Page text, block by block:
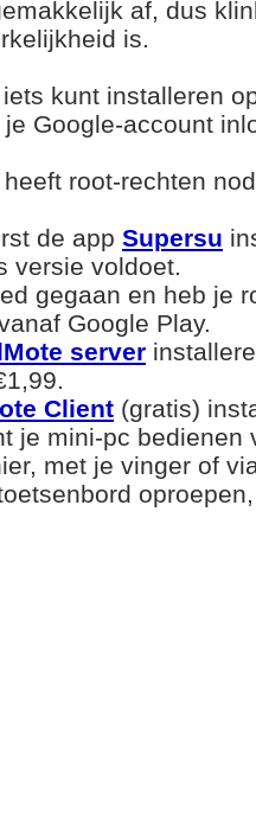
af, dus
is.
kunt installeren
Google-account
root-rechten
de app Supersu
versie voldoet.
gegaan en heb je
Google Play.
server
Client (gratis)
je mini-pc bedienen
met je vinger of